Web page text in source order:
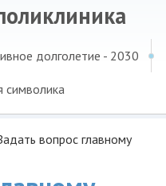
долголетие - 2030
символика
вопрос главному